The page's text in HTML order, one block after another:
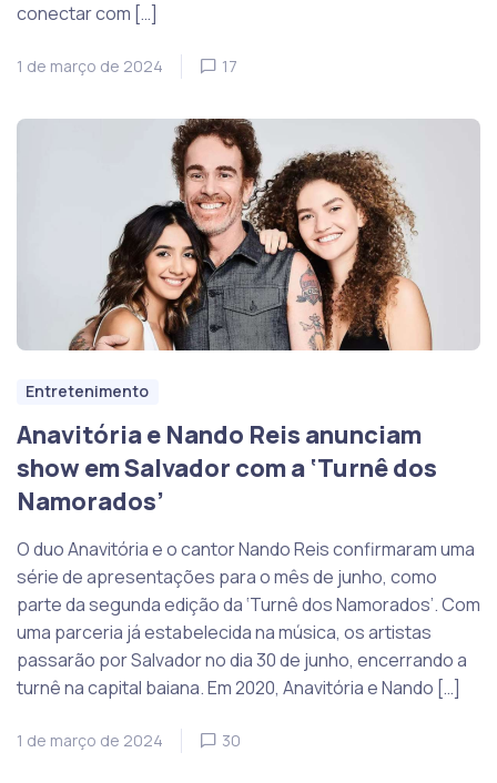
conectar com […]
1 de março de 2024 17
Entretenimento
Anavitória e Nando Reis anunciam
show em Salvador com a ‘Turnê dos
Namorados’
O duo Anavitória e o cantor Nando Reis confirmaram uma
série de apresentações para o mês de junho, como
parte da segunda edição da ‘Turnê dos Namorados’. Com
uma parceria já estabelecida na música, os artistas
passarão por Salvador no dia 30 de junho, encerrando a
turnê na capital baiana. Em 2020, Anavitória e Nando […]
1 de março de 2024 30